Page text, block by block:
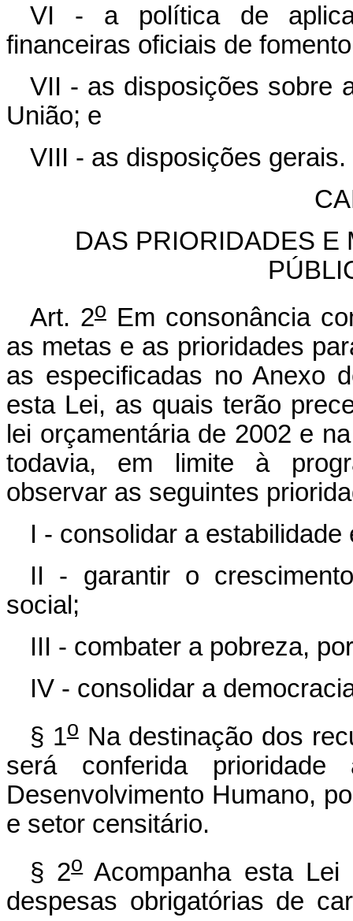
VI - a política de
financeiras oficiais de
VII - as disposições sobre
União; e
VIII - as disposições gerais.
DAS PRIORIDADES E
Art. 2oEm consonância
as metas e as prioridades
as especificadas no Anexo
esta Lei, as quais terão
lei orçamentária de 2002 e
todavia, em limite à
observar as seguintes
I - consolidar a estabilidade
II - garantir o
social;
III - combater a pobreza,
IV - consolidar a
§ 1oNa destinação dos
será conferida
Desenvolvimento Humano,
e setor censitário.
§ 2oAcompanha esta Lei
despesas obrigatórias de